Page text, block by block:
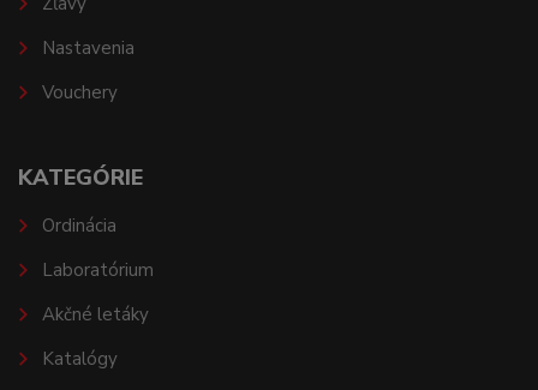
Nastavenia
Vouchery
KATEGÓRIE
Ordinácia
Laboratórium
Akčné letáky
Katalógy